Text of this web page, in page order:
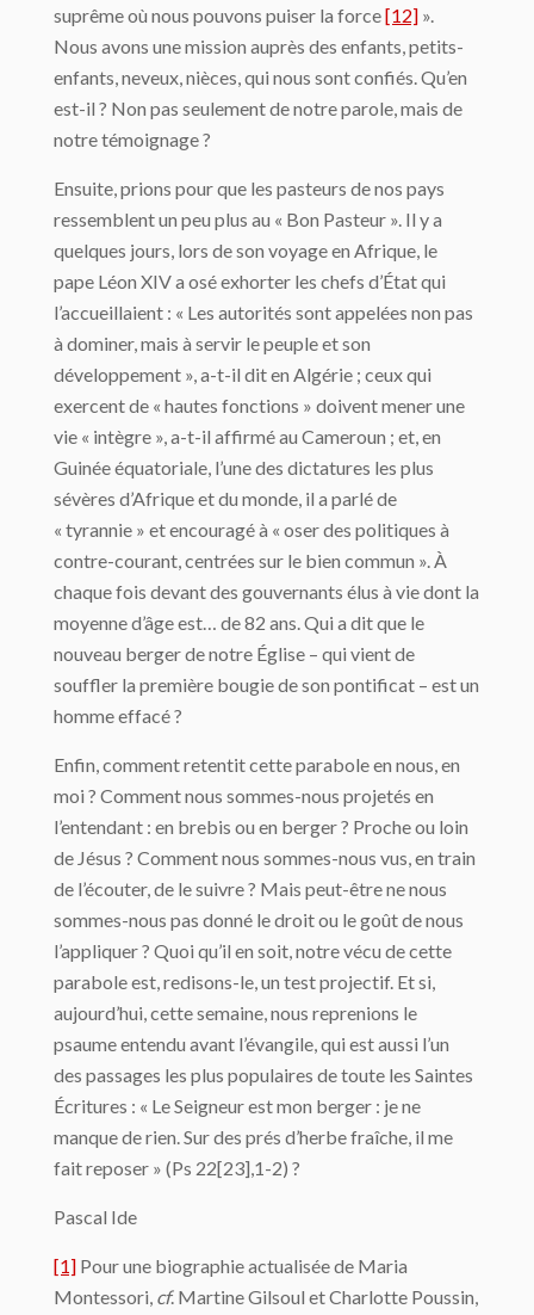
suprême où nous pouvons puiser la force[12] ».
Nous avons une mission auprès des enfants, petits-
enfants, neveux, nièces, qui nous sont confiés. Qu’en
est-il ? Non pas seulement de notre parole, mais de
notre témoignage ?
Ensuite, prions pour que les pasteurs de nos pays
ressemblent un peu plus au « Bon Pasteur ». Il y a
quelques jours, lors de son voyage en Afrique, le
pape Léon XIV a osé exhorter les chefs d’État qui
l’accueillaient : « Les autorités sont appelées non pas
à dominer, mais à servir le peuple et son
développement », a-t-il dit en Algérie ; ceux qui
exercent de « hautes fonctions » doivent mener une
vie « intègre », a-t-il affirmé au Cameroun ; et, en
Guinée équatoriale, l’une des dictatures les plus
sévères d’Afrique et du monde, il a parlé de
« tyrannie » et encouragé à « oser des politiques à
contre-courant, centrées sur le bien commun ». À
chaque fois devant des gouvernants élus à vie dont la
moyenne d’âge est… de 82 ans. Qui a dit que le
nouveau berger de notre Église – qui vient de
souffler la première bougie de son pontificat – est un
homme effacé ?
Enfin, comment retentit cette parabole en nous, en
moi ? Comment nous sommes-nous projetés en
l’entendant : en brebis ou en berger ? Proche ou loin
de Jésus ? Comment nous sommes-nous vus, en train
de l’écouter, de le suivre ? Mais peut-être ne nous
sommes-nous pas donné le droit ou le goût de nous
l’appliquer ? Quoi qu’il en soit, notre vécu de cette
parabole est, redisons-le, un test projectif. Et si,
aujourd’hui, cette semaine, nous reprenions le
psaume entendu avant l’évangile, qui est aussi l’un
des passages les plus populaires de toute les Saintes
Écritures : « Le Seigneur est mon berger : je ne
manque de rien. Sur des prés d’herbe fraîche, il me
fait reposer » (Ps 22[23],1-2) ?
Pascal Ide
[1] Pour une biographie actualisée de Maria
Montessori, cf. Martine Gilsoul et Charlotte Poussin,